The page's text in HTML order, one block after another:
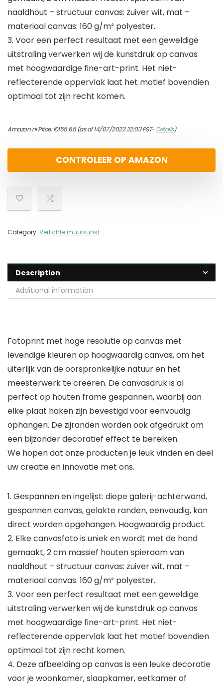
naaldhout – structuur canvas: zuiver wit, mat –
materiaal canvas: 160 g/m² polyester.
3. Voor een perfect resultaat met een geweldige
uitstraling verwerken wij de kunstdruk op canvas
met hoogwaardige fine-art-print. Het niet-
reflecterende oppervlak laat het motief bovendien
optimaal tot zijn recht komen.
Amazon.nl Price:€155.65(as of 14/07/2022 22:03 PST-Details)
CONTROLEER OP AMAZON
Category: Verlichte muurkunst
Description
Additional information
Fotoprint met hoge resolutie op canvas met
levendige kleuren op hoogwaardig canvas, om het
uiterlijk van de oorspronkelijke natuur en het
meesterwerk te creëren. De canvasdruk is al
perfect op houten frame gespannen, waarbij aan
elke plaat haken zijn bevestigd voor eenvoudig
ophangen. De zijranden worden ook afgedrukt om
een bijzonder decoratief effect te bereiken.
We hopen dat onze producten je leuk vinden en deel
uw creatie en innovatie met ons.
1. Gespannen en ingelijst: diepe galerij-achterwand,
gespannen canvas, gelakte randen, eenvoudig, kan
direct worden opgehangen. Hoogwaardig product.
2. Elke canvasfoto is uniek en wordt met de hand
gemaakt, 2 cm massief houten spieraam van
naaldhout – structuur canvas: zuiver wit, mat –
materiaal canvas: 160 g/m² polyester.
3. Voor een perfect resultaat met een geweldige
uitstraling verwerken wij de kunstdruk op canvas
met hoogwaardige fine-art-print. Het niet-
reflecterende oppervlak laat het motief bovendien
optimaal tot zijn recht komen.
4. Deze afbeelding op canvas is een leuke decoratie
voor je woonkamer, slaapkamer, eetkamer of